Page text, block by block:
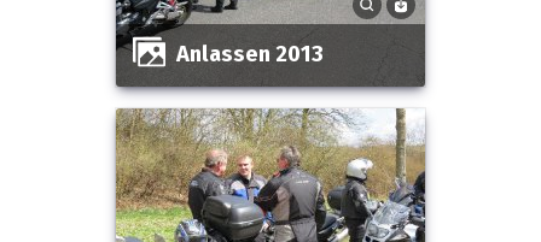
Anlassen 2013